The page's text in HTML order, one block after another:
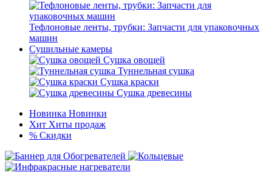
Тефлоновые ленты, трубки: Запчасти для упаковочных
машин
Сушильные камеры
Сушка овощей
Туннельная сушка
Сушка краски
Сушка древесины
Новинка Новинки
Хит Хиты продаж
% Скидки